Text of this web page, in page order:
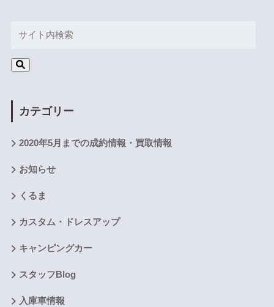
カテゴリー
2020年5月までの成約情報・買取情報
お知らせ
くるま
カスタム・ドレスアップ
キャンピングカー
スタッフBlog
入庫車情報